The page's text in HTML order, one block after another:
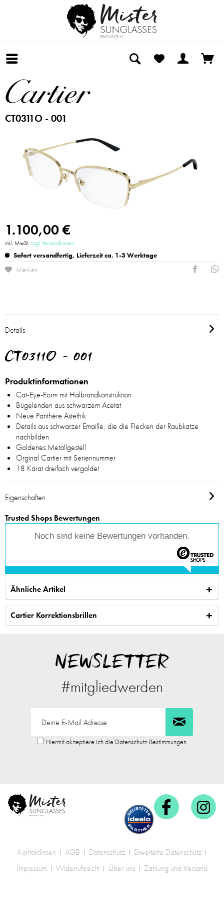
CT0311O - 001
1.100,00 €
inkl. MwSt.zzgl. Versandkosten
Sofort versandfertig, Lieferzeit ca. 1-3 Werktage
Merken
Details
CT0311O - 001
Produktinformationen
Cat-Eye-Form mit Halbrandkonstruktion
Bügelenden aus schwarzem Acetat
Neue Panthère Ästethik
Details aus schwarzer Emaille, die die Flecken der Raubkatze
nachbilden
Goldenes Metallgestell
Orginal Cartier mit Seriennummer
18 Karat dreifach vergoldet
Eigenschaften
Trusted Shops Bewertungen
Noch sind keine Bewertungen vorhanden.
Ähnliche Artikel
Cartier Korrektionsbrillen
NEWSLETTER
#mitgliedwerden
Hiermit akzeptiere ich die Datenschutz-Bestimmungen
Kontaktlinsen AGB Datenschutz
Erweiterte Datenschutz
Impressum
Widerrufsrecht Über uns Zahlung und Versand